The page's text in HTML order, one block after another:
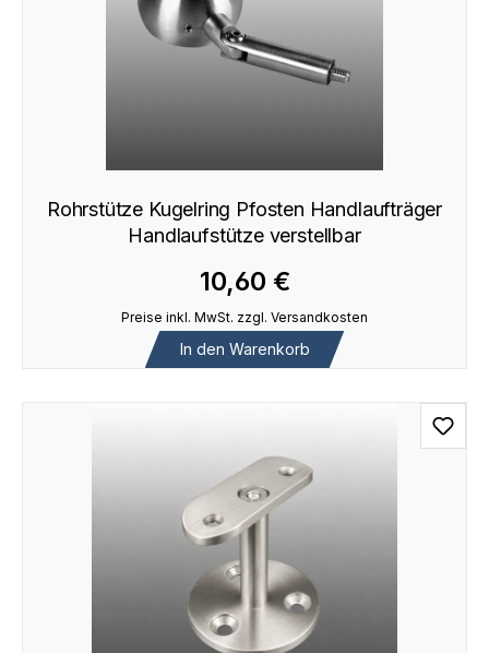
Rohrstütze Kugelring Pfosten Handlaufträger
Handlaufstütze verstellbar
10,60 €
Preise inkl. MwSt. zzgl. Versandkosten
In den Warenkorb